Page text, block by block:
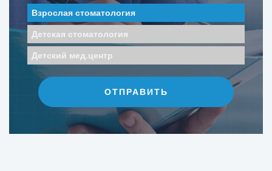
Взрослая стоматология
Детская стоматология
Детский мед.центр